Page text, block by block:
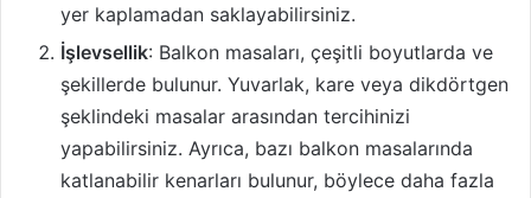
yer kaplamadan saklayabilirsiniz.
İşlevsellik: Balkon masaları, çeşitli boyutlarda ve
şekillerde bulunur. Yuvarlak, kare veya dikdörtgen
şeklindeki masalar arasından tercihinizi
yapabilirsiniz. Ayrıca, bazı balkon masalarında
katlanabilir kenarları bulunur, böylece daha fazla